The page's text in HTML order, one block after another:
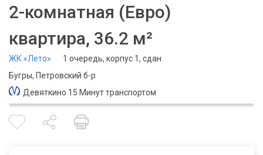
2-комнатная (Евро)
квартира, 36.2 м²
ЖК «Лето»
1 очередь, корпус 1, сдан
Бугры, Петровский б-р
Девяткино 15 Минут транспортом